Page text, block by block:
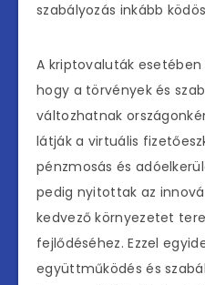
szabályozás inkább
A kriptovaluták
hogy a törvények és
változhatnak
látják a virtuális
pénzmosás és
pedig nyitottak az
kedvező környezetet
fejlődéséhez. Ezzel
együttműködés és